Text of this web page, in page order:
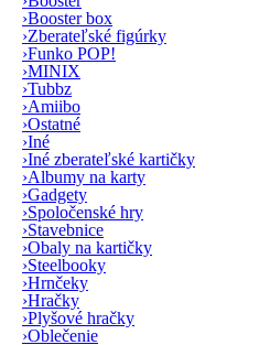
›Booster box
›Zberateľské figúrky
›Funko POP!
›MINIX
›Tubbz
›Amiibo
›Ostatné
›Iné
›Iné zberateľské kartičky
›Albumy na karty
›Gadgety
›Spoločenské hry
›Stavebnice
›Obaly na kartičky
›Steelbooky
›Hrnčeky
›Hračky
›Plyšové hračky
›Oblečenie